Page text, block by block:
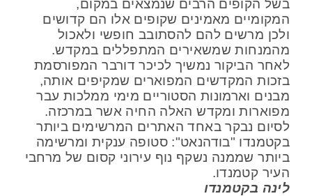
בשל הקופים הרבים שנמצאים במקום,
המקומיים מאמינים שקופים אלו הם קדושים
ולכן מרשים להם להסתובב חופשי ולאכול
מהמנחות שמשאירים המתפללים במקדש.
לאחר הביקור נמשיך לכיכר דורבר המפורסמת
בזכות המקדשים המפוארים שמקיפים אותה,
מבנים וארמונות הסטוריים מימי ממלכות עבר
מפוארות ומקדש האלה החיה אשר במרכזה.
לסיום נבקר באחד האתרים המרשימים ביותר
בקטמנדו "בודהנאט": סטופה ענקית ומרשימה
ביותר שממנה נשקף נוף עירוני קסום של מרחבי
העיר קטמנדו.
לינה בקטמנדו